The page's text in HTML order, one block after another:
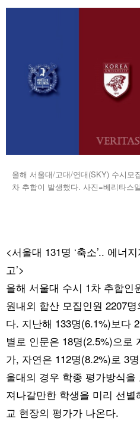
올해 서울대/고대/연대(SKY) 수시모
차 추합이 발생했다. 사진=베리타스
<서울대 131명 ‘축소’.. 에너
고’>
올해 서울대 수시 1차 추합인
원내외 합산 모집인원 2207
다. 지난해 133명(6.1%)보다
별로 인문은 18명(2.5%)으로
가, 자연은 112명(8.2%)로 3
울대의 경우 학종 평가방식
져나갈만한 학생을 미리 선
교 현장의 평가가 나온다.